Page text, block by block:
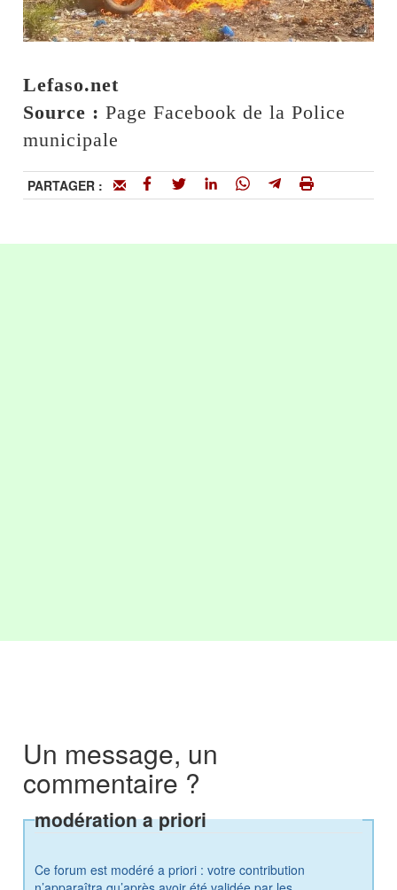
Lefaso.net
Source :Page Facebook de la Police
municipale
PARTAGER :
Un message, un
commentaire ?
modération a priori
Ce forum est modéré a priori : votre contribution